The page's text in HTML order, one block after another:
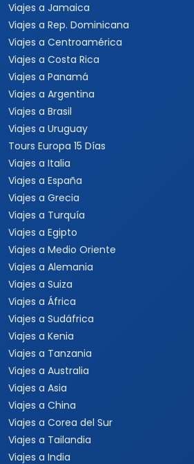
Viajes a Jamaica
Viajes a Rep. Dominicana
Viajes a Centroamérica
Viajes a Costa Rica
Viajes a Panamá
Viajes a Argentina
Viajes a Brasil
Viajes a Uruguay
Tours Europa 15 Días
Viajes a Italia
Viajes a España
Viajes a Grecia
Viajes a Turquía
Viajes a Egipto
Viajes a Medio Oriente
Viajes a Alemania
Viajes a Suiza
Viajes a África
Viajes a Sudáfrica
Viajes a Kenia
Viajes a Tanzania
Viajes a Australia
Viajes a Asia
Viajes a China
Viajes a Corea del Sur
Viajes a Tailandia
Viajes a India